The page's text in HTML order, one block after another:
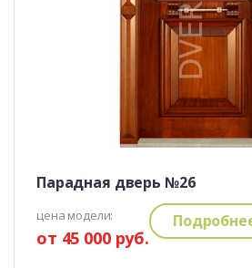
Парадная дверь №26
цена модели:
от 45 000 руб.